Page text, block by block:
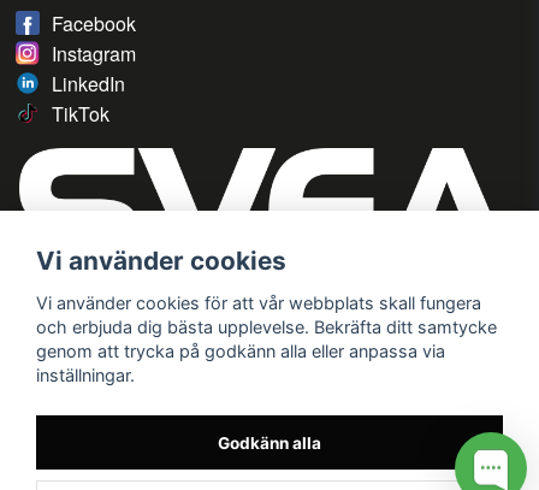
Facebook
Instagram
LinkedIn
TikTok
Vi använder cookies
Vi använder cookies för att vår webbplats skall fungera
och erbjuda dig bästa upplevelse. Bekräfta ditt samtycke
genom att trycka på godkänn alla eller anpassa via
inställningar.
Godkänn alla